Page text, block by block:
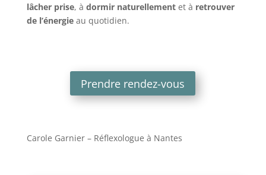
lâcher prise, à dormir naturellementet à retrouver
de l’énergieau quotidien.
Prendre rendez-vous
Carole Garnier – Réflexologue à Nantes